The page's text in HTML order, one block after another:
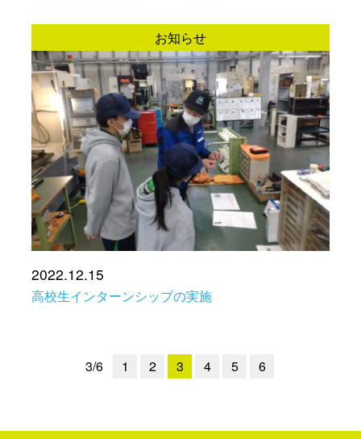
お知らせ
2022.12.15
高校生インターンシップの実施
3/6 1 2 3 4 5 6